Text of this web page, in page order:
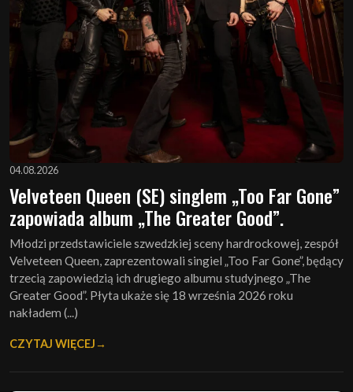
04.08.2026
Velveteen Queen (SE) singlem „Too Far Gone”
zapowiada album „The Greater Good”.
Młodzi przedstawiciele szwedzkiej sceny hardrockowej, zespół
Velveteen Queen, zaprezentowali singiel „Too Far Gone”, będący
trzecią zapowiedzią ich drugiego albumu studyjnego „The
Greater Good”. Płyta ukaże się 18 września 2026 roku
nakładem (...)
CZYTAJ WIĘCEJ